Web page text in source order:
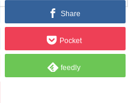
Share
Pocket
feedly